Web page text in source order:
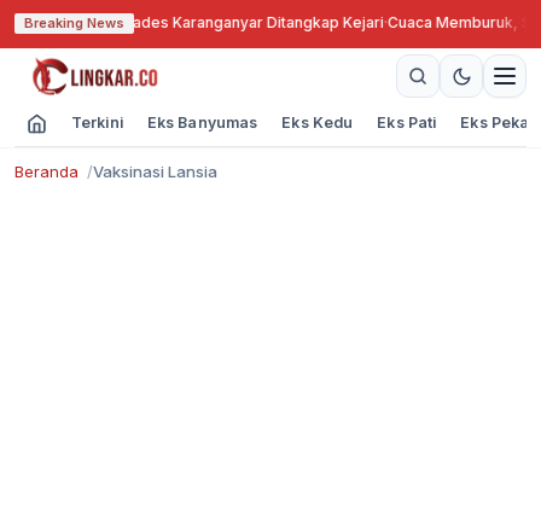
Breaking News
Bengkok, Kades Karanganyar Ditangkap Kejari·Cuaca Memburuk,
Terkini Eks Banyumas Eks Kedu Eks Pati Eks
Beranda Vaksinasi Lansia